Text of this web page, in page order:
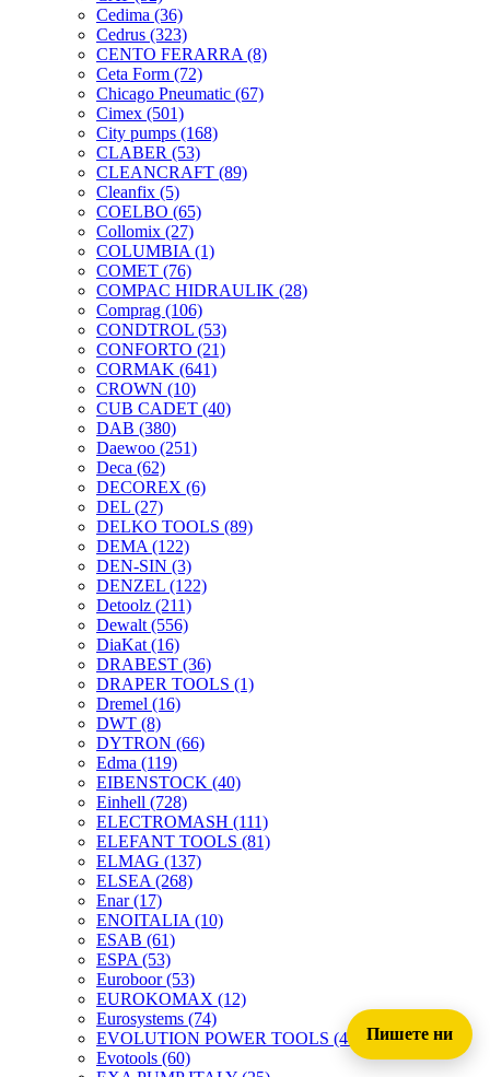
Cedima (36)
Cedrus (323)
CENTO FERARRA (8)
Ceta Form (72)
Chicago Pneumatic (67)
Cimex (501)
City pumps (168)
CLABER (53)
CLEANCRAFT (89)
Cleanfix (5)
COELBO (65)
Collomix (27)
COLUMBIA (1)
COMET (76)
COMPAC HIDRAULIK (28)
Comprag (106)
CONDTROL (53)
CONFORTO (21)
CORMAK (641)
CROWN (10)
CUB CADET (40)
DAB (380)
Daewoo (251)
Deca (62)
DECOREX (6)
DEL (27)
DELKO TOOLS (89)
DEMA (122)
DEN-SIN (3)
DENZEL (122)
Detoolz (211)
Dewalt (556)
DiaKat (16)
DRABEST (36)
DRAPER TOOLS (1)
Dremel (16)
DWT (8)
DYTRON (66)
Edma (119)
EIBENSTOCK (40)
Einhell (728)
ELECTROMASH (111)
ELEFANT TOOLS (81)
ELMAG (137)
ELSEA (268)
Enar(17)
ENOITALIA (10)
ESAB (61)
ESPA (53)
Euroboor(53)
EUROKOMAX (12)
Eurosystems (74)
EVOLUTION POWER TOOLS (45)
Evotools (60)
Пишете ни